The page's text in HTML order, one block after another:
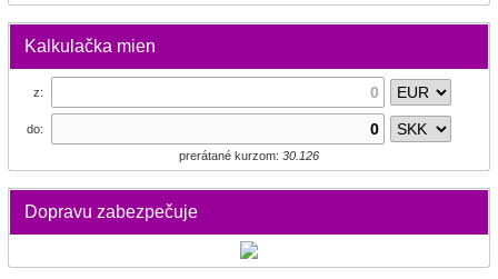
Kalkulačka mien
z:
do:
prerátané kurzom: 30.126
Dopravu zabezpečuje